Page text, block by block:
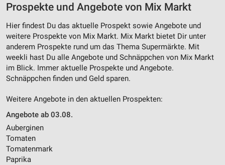
Prospekte und Angebote von Mix Markt
Hier findest Du das aktuelle Prospekt sowie Angebote und
weitere Prospekte von Mix Markt. Mix Markt bietet Dir unter
anderem Prospekte rund um das Thema Supermärkte. Mit
weekli hast Du alle Angebote und Schnäppchen von Mix Markt
im Blick. Immer aktuelle Prospekte und Angebote.
Schnäppchen finden und Geld sparen.
Weitere Angebote in den aktuellen Prospekten:
Angebote ab 03.08.
Auberginen
Tomaten
Tomatenmark
Paprika